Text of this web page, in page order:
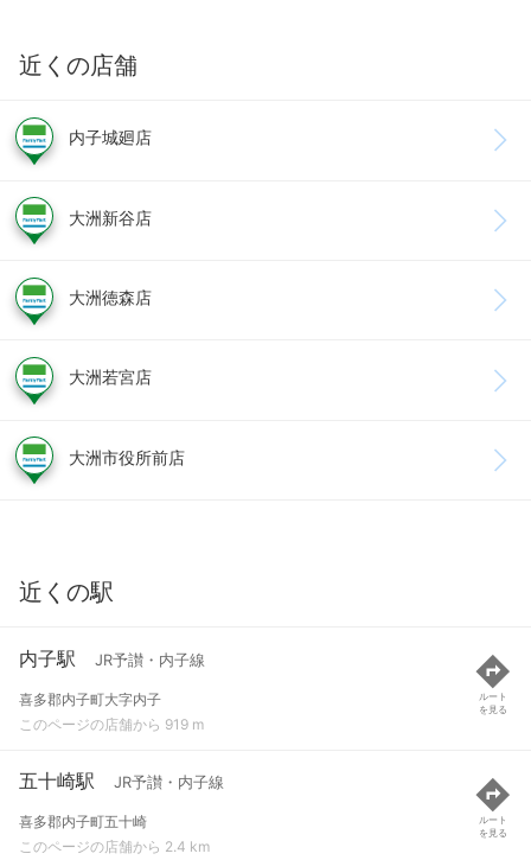
近くの店舗
内子城廻店
大洲新谷店
大洲徳森店
大洲若宮店
大洲市役所前店
近くの駅
内子駅 JR予讃・内子線
喜多郡内子町大字内子
このページの店舗から 919 m
ルート
を見る
五十崎駅 JR予讃・内子線
喜多郡内子町五十崎
このページの店舗から 2.4 km
ルート
を見る